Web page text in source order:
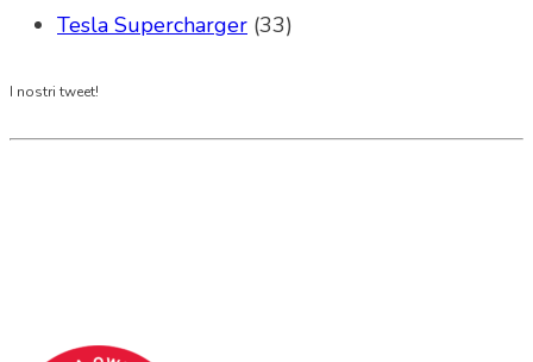
Tesla Supercharger (33)
I nostri tweet!